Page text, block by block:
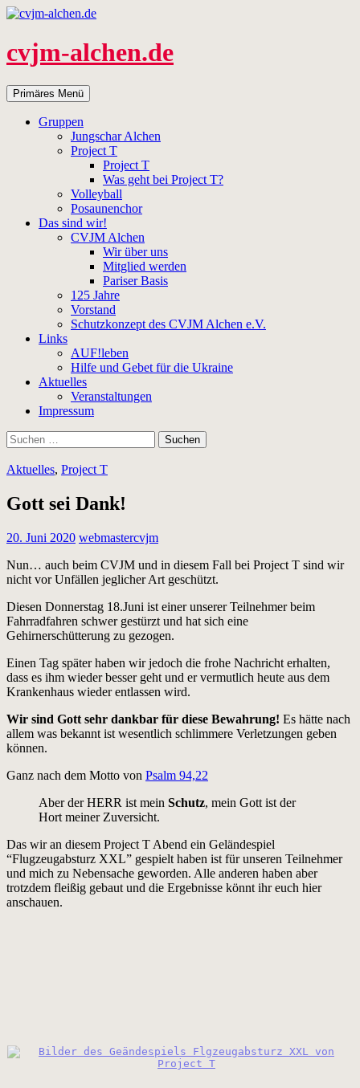
Zum
springen
cvjm-alchen.de
Suchen
Primäres Menü
Gruppen
Jungschar Alchen
Project T
Project T
Was geht bei Project T?
Volleyball
Posaunenchor
Das sind wir!
CVJM Alchen
Wir über uns
Mitglied werden
Pariser Basis
125 Jahre
Vorstand
Schutzkonzept des CVJM Alchen e.V.
Links
AUF!leben
Hilfe und Gebet für die Ukraine
Aktuelles
Veranstaltungen
Impressum
Suchen
nach:
Aktuelles, Project T
Gott sei Dank!
20. Juni 2020 webmastercvjm
Nun… auch beim CVJM und in diesem Fall bei Project T sind wir
nicht vor Unfällen jeglicher Art geschützt.
Diesen Donnerstag 18.Juni ist einer unserer Teilnehmer beim
Fahrradfahren schwer gestürzt und hat sich eine
Gehirnerschütterung zu gezogen.
Einen Tag später haben wir jedoch die frohe Nachricht erhalten,
dass es ihm wieder besser geht und er vermutlich heute aus dem
Krankenhaus wieder entlassen wird.
Wir sind Gott sehr dankbar für diese Bewahrung! Es hätte nach
allem was bekannt ist wesentlich schlimmere Verletzungen geben
können.
Ganz nach dem Motto von Psalm 94,22
Aber der HERR ist mein Schutz, mein Gott ist der
Hort meiner Zuversicht.
Das wir an diesem Project T Abend ein Geländespiel
“Flugzeugabsturz XXL” gespielt haben ist für unseren Teilnehmer
und mich zu Nebensache geworden. Alle anderen haben aber
trotzdem fleißig gebaut und die Ergebnisse könnt ihr euch hier
anschauen.